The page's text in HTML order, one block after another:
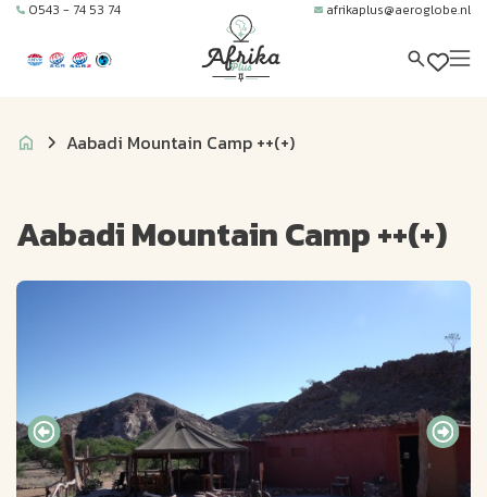
0543 - 74 53 74 afrikaplus@aeroglobe.nl
Aabadi Mountain Camp ++(+)
Aabadi Mountain Camp ++(+)